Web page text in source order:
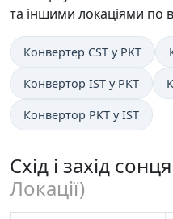
та іншими локаціями по
Конвертер CST у PKT
Конвертор IST у PKT
Конвертор PKT у IST
Схід і захід
Локації)